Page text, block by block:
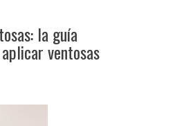
la guía
ventosas